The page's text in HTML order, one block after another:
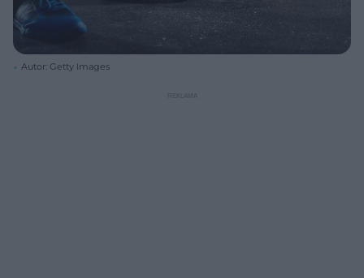
Autor: Getty Images